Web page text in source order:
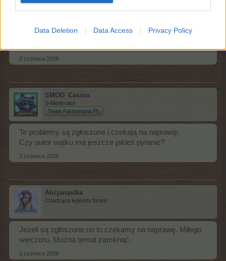
Data Deletion Data Access Privacy Policy
głównej czy dzikiej to nie zapisuje wszystkiego tylko
całości nie odtwarza tylko zostają puste miejsca.
Postawisz drzewo to ulepszenia nie można postawić,
2 czerwca 2026
SMOD_Casino
S-Moderator
Team Farmerama PL
Te problemy są zgłoszone i czekają na naprawę.
Czy autor wątku ma jeszcze jakieś pytanie?
2 czerwca 2026
Alicjanastka
Chodząca legenda forum
Jeżeli są zgłoszone no to czekamy na naprawę. Miłego
wieczoru. Można temat zamknąć.
2 czerwca 2026